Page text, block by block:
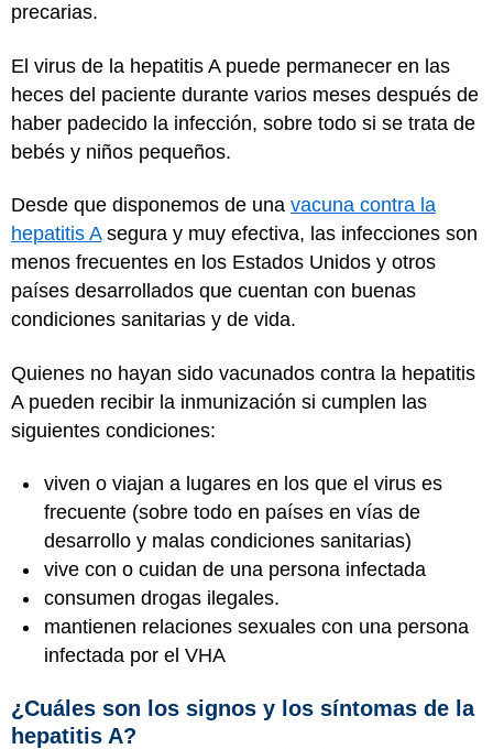
precarias.
El virus de la hepatitis A puede permanecer en las
heces del paciente durante varios meses después de
haber padecido la infección, sobre todo si se trata de
bebés y niños pequeños.
Desde que disponemos de una vacuna contra la
hepatitis Asegura y muy efectiva, las infecciones son
menos frecuentes en los Estados Unidos y otros
países desarrollados que cuentan con buenas
condiciones sanitarias y de vida.
Quienes no hayan sido vacunados contra la hepatitis
A pueden recibir la inmunización si cumplen las
siguientes condiciones:
viven o viajan a lugares en los que el virus es
frecuente (sobre todo en países en vías de
desarrollo y malas condiciones sanitarias)
vive con o cuidan de una persona infectada
consumen drogas ilegales.
mantienen relaciones sexuales con una persona
infectada por el VHA
¿Cuáles son los signos y los síntomas de la
hepatitis A?